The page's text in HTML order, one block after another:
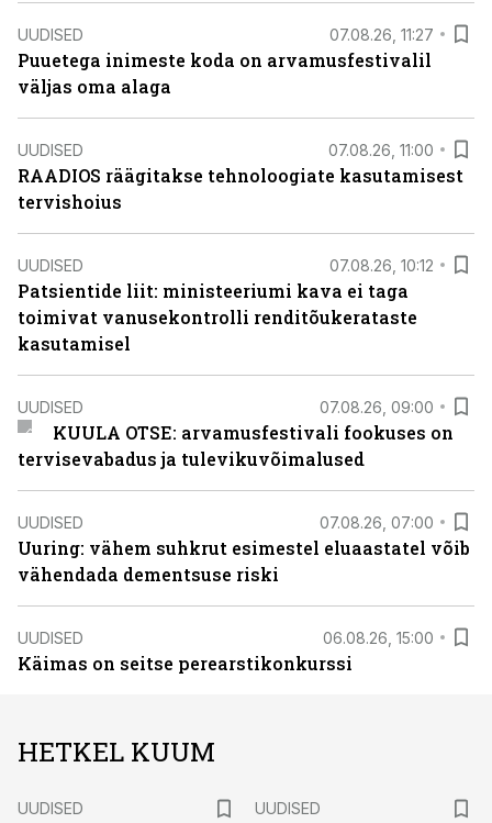
UUDISED 07.08.26, 11:27
Puuetega inimeste koda on arvamusfestivalil
väljas oma alaga
UUDISED 07.08.26, 11:00
RAADIOS räägitakse tehnoloogiate kasutamisest
tervishoius
UUDISED 07.08.26, 10:12
Patsientide liit: ministeeriumi kava ei taga
toimivat vanusekontrolli renditõukerataste
kasutamisel
UUDISED 07.08.26, 09:00
KUULA OTSE: arvamusfestivali fookuses on
tervisevabadus ja tulevikuvõimalused
UUDISED 07.08.26, 07:00
Uuring: vähem suhkrut esimestel eluaastatel võib
vähendada dementsuse riski
UUDISED 06.08.26, 15:00
Käimas on seitse perearstikonkurssi
HETKEL KUUM
UUDISED
UUDISED